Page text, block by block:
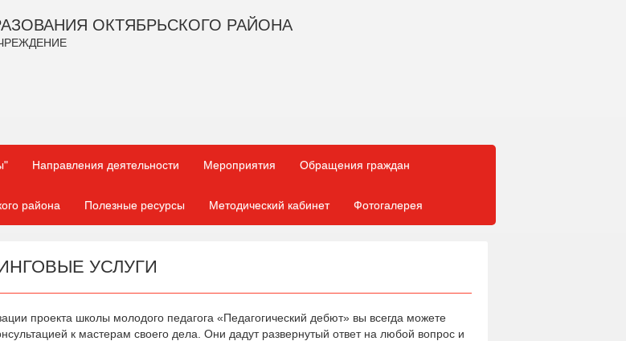
ОКТЯБРЬСКОГО РАЙОНА
Направления деятельности Мероприятия Обращения граждан
района Полезные ресурсы Методический кабинет Фотогалерея
УСЛУГИ
проекта школы молодого педагога «Педагогический дебют» вы всегда можете
к мастерам своего дела. Они дадут развернутый ответ на любой вопрос и